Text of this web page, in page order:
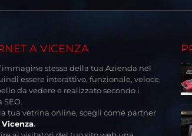
A VICENZA
stessa della tua Azienda nel
essere interattivo, funzionale, veloce,
da vedere e realizzato secondo i
tua vetrina online, scegli come partner
.